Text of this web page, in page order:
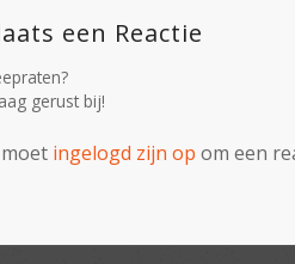
een Reactie
gerust bij!
moet ingelogd zijn op om een